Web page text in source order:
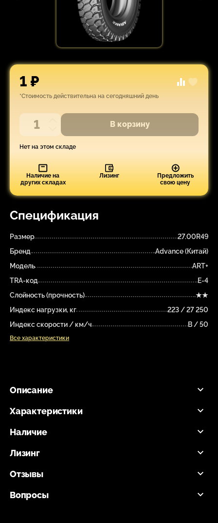
Спецификация
Размер
27.00R49
Бренд
Advance (Китай)
Модель
ART+
TRA-код
E-4
Слойность (прочность)
★★
Индекс нагрузки, кг
223 / 27 250
Индекс скорости / км/ч
B / 50
Все характеристики
1 ₽
*Стоимость действительна на сегодняшний день
В корзину
Нет на этом складе
Наличие на
других складах
Лизинг
Предложить
свою цену
Описание
Характеристики
Наличие
Лизинг
Отзывы
Вопросы